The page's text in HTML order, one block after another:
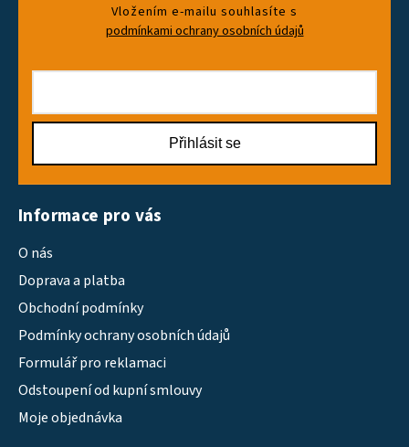
Vložením e-mailu souhlasíte s
podmínkami ochrany osobních údajů
Přihlásit se
Informace pro vás
O nás
Doprava a platba
Obchodní podmínky
Podmínky ochrany osobních údajů
Formulář pro reklamaci
Odstoupení od kupní smlouvy
Moje objednávka